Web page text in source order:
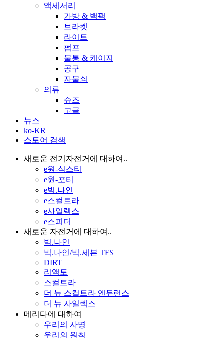
액세서리
가방 & 백팩
브라켓
라이트
펌프
물통 & 케이지
공구
자물쇠
의류
슈즈
고글
뉴스
ko-KR
스토어 검색
새로운 전기자전거에 대하여..
e원-식스티
e원-포티
e빅.나인
e스컬트라
e사일렉스
e스피더
새로운 자전거에 대하여..
빅.나인
빅.나인/빅.세븐 TFS
DIRT
리액토
스컬트라
더 뉴 스컬트라 엔듀런스
더 뉴 사일렉스
메리다에 대하여
우리의 사명
우리의 원칙